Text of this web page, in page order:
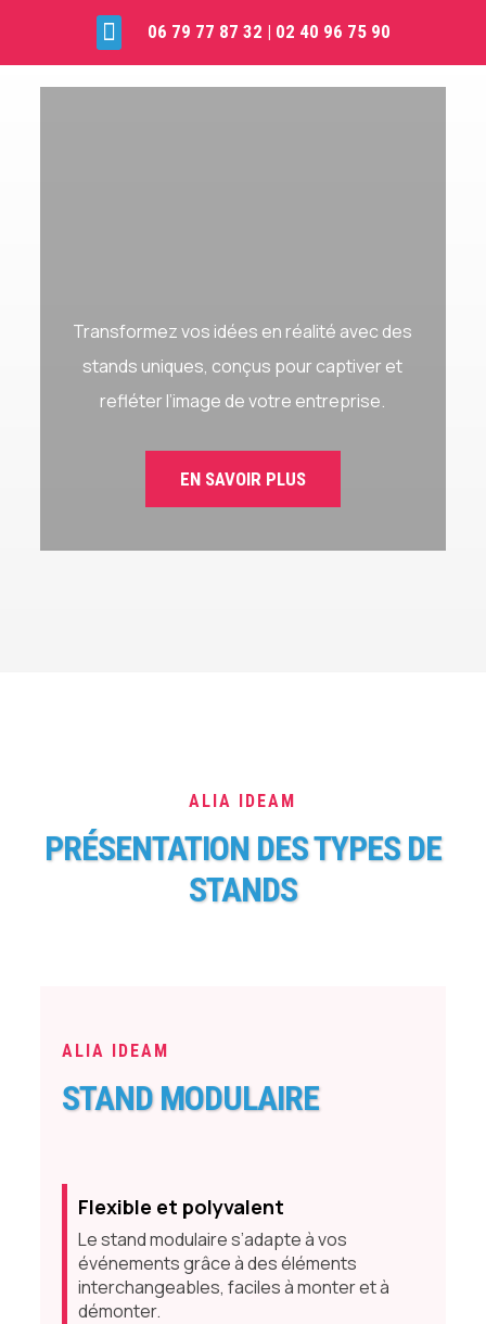
 06 79 77 87 32 | 02 40 96 75 90
Transformez vos idées en réalité avec des
stands uniques, conçus pour captiver et
refléter l’image de votre entreprise.
EN SAVOIR PLUS
ALIA IDEAM
PRÉSENTATION DES TYPES DE
STANDS
ALIA IDEAM
STAND MODULAIRE
Flexible et polyvalent
Le stand modulaire s’adapte à vos
événements grâce à des éléments
interchangeables, faciles à monter et à
démonter.